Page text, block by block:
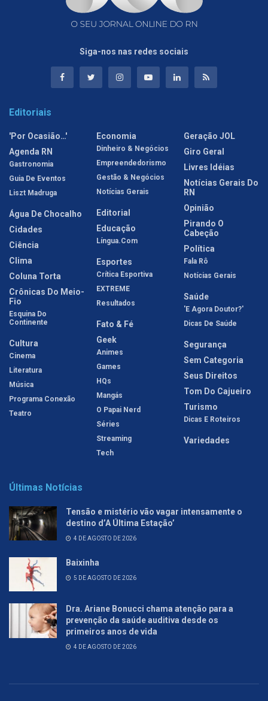
Siga-nos nas redes sociais
Editoriais
'Por Ocasião…'
Agenda RN
Gastronomia
Guia De Eventos
Liszt Madruga
Água De Chocalho
Cidades
Ciência
Clima
Coluna Torta
Crônicas Do Meio-
Fio
Esquina Do
Continente
Cultura
Cinema
Literatura
Música
Programa Conexão
Teatro
Economia
Dinheiro & Negócios
Empreendedorismo
Gestão & Negócios
Notícias Gerais
Editorial
Educação
Língua.com
Esportes
Crítica Esportiva
EXTREME
Resultados
Fato & Fé
Geek
Animes
Games
HQs
Mangás
O Papai Nerd
Séries
Streaming
Tech
Geração JOL
Giro Geral
Livres Idéias
Notícias Gerais Do
RN
Opinião
Pirando O
Cabeção
Política
Fala Rô
Notícias Gerais
Saúde
'E Agora Doutor?'
Dicas De Saúde
Segurança
Sem Categoria
Seus Direitos
Tom Do Cajueiro
Turismo
Dicas E Roteiros
Variedades
Últimas Notícias
Tensão e mistério vão vagar intensamente o
destino d’A Última Estação’
4 DE AGOSTO DE 2026
Baixinha
5 DE AGOSTO DE 2026
Dra. Ariane Bonucci chama atenção para a
prevenção da saúde auditiva desde os
primeiros anos de vida
4 DE AGOSTO DE 2026